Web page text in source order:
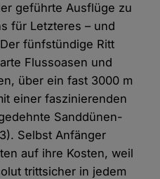
geführte Ausflüge zu
für Letzteres – und
fünfstündige Ritt
Flussoasen und
über ein fast 3000 m
einer faszinierenden
Sanddünen-
Selbst Anfänger
auf ihre Kosten, weil
trittsicher in jedem